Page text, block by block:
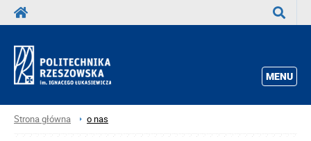
MENU
Strona główna o nas